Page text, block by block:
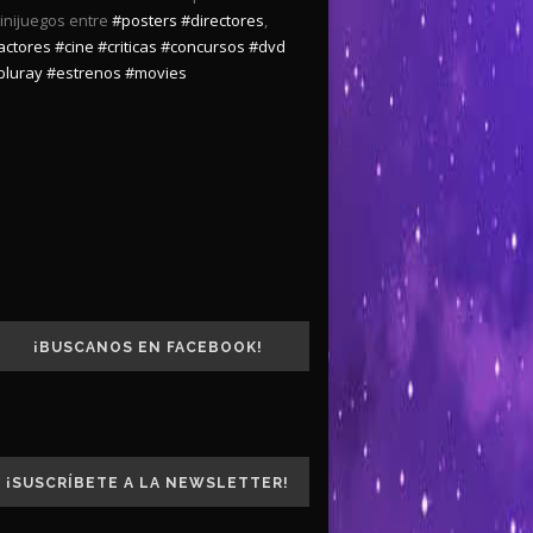
entre #posters #directores,
#cine #criticas #concursos #dvd
#estrenos #movies
¡BUSCANOS EN FACEBOOK!
¡SUSCRÍBETE A LA NEWSLETTER!